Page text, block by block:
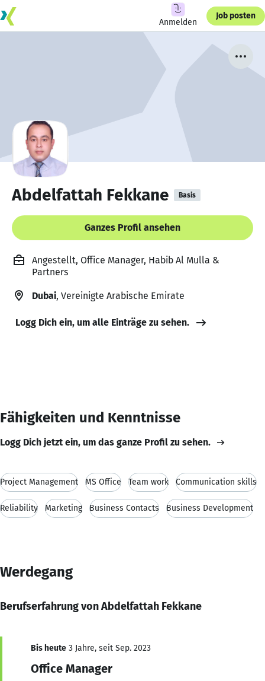
Anmelden
Job posten
Abdelfattah Fekkane Basis
Ganzes Profil ansehen
Angestellt, Office Manager, Habib Al Mulla &
Partners
Dubai, Vereinigte Arabische Emirate
Logg Dich ein, um alle Einträge zu sehen.
Fähigkeiten und Kenntnisse
Logg Dich jetzt ein, um das ganze Profil zu sehen.
Project Management MS Office Team work Communication skills
Reliability Marketing Business Contacts Business Development
Werdegang
Berufserfahrung von Abdelfattah Fekkane
Bis heute 3 Jahre, seit Sep. 2023
Office Manager